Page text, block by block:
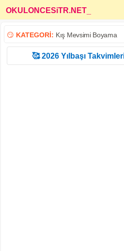
OKULONCESiTR.NET
😏 KATEGORİ: Kış Mevsimi Boyama
🥰 2026 Yılbaşı